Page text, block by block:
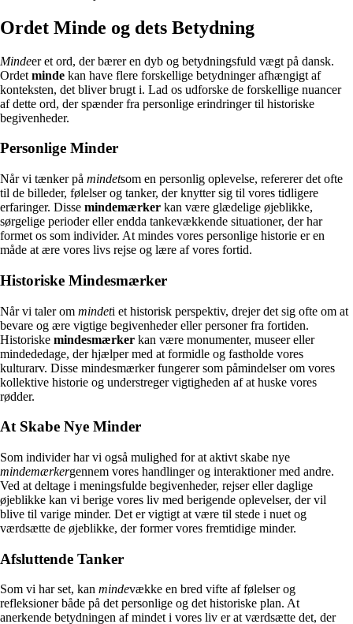
Ordet Minde og dets Betydning
Mindeer et ord, der bærer en dyb og betydningsfuld vægt på dansk.
Ordet minde kan have flere forskellige betydninger afhængigt af
konteksten, det bliver brugt i. Lad os udforske de forskellige nuancer
af dette ord, der spænder fra personlige erindringer til historiske
begivenheder.
Personlige Minder
Når vi tænker på mindetsom en personlig oplevelse, refererer det ofte
til de billeder, følelser og tanker, der knytter sig til vores tidligere
erfaringer. Disse mindemærker kan være glædelige øjeblikke,
sørgelige perioder eller endda tankevækkende situationer, der har
formet os som individer. At mindes vores personlige historie er en
måde at ære vores livs rejse og lære af vores fortid.
Historiske Mindesmærker
Når vi taler om mindeti et historisk perspektiv, drejer det sig ofte om at
bevare og ære vigtige begivenheder eller personer fra fortiden.
Historiske mindesmærker kan være monumenter, museer eller
mindededage, der hjælper med at formidle og fastholde vores
kulturarv. Disse mindesmærker fungerer som påmindelser om vores
kollektive historie og understreger vigtigheden af at huske vores
rødder.
At Skabe Nye Minder
Som individer har vi også mulighed for at aktivt skabe nye
mindemærkergennem vores handlinger og interaktioner med andre.
Ved at deltage i meningsfulde begivenheder, rejser eller daglige
øjeblikke kan vi berige vores liv med berigende oplevelser, der vil
blive til varige minder. Det er vigtigt at være til stede i nuet og
værdsætte de øjeblikke, der former vores fremtidige minder.
Afsluttende Tanker
Som vi har set, kan mindevække en bred vifte af følelser og
refleksioner både på det personlige og det historiske plan. At
anerkende betydningen af mindet i vores liv er at værdsætte det, der